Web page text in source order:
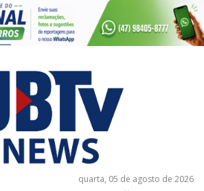
quarta, 05 de agosto de 2026